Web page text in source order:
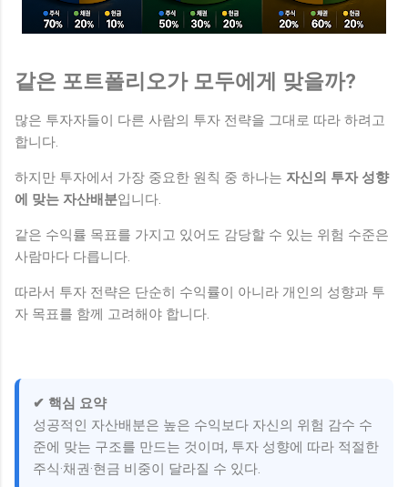
같은 포트폴리오가 모두에게 맞을까?
많은 투자자들이 다른 사람의 투자 전략을 그대로 따라 하려고
합니다.
하지만 투자에서 가장 중요한 원칙 중 하나는 자신의 투자 성향
에 맞는 자산배분입니다.
같은 수익률 목표를 가지고 있어도 감당할 수 있는 위험 수준은
사람마다 다릅니다.
따라서 투자 전략은 단순히 수익률이 아니라 개인의 성향과 투
자 목표를 함께 고려해야 합니다.
✔ 핵심 요약
성공적인 자산배분은 높은 수익보다 자신의 위험 감수 수
준에 맞는 구조를 만드는 것이며, 투자 성향에 따라 적절한
주식·채권·현금 비중이 달라질 수 있다.